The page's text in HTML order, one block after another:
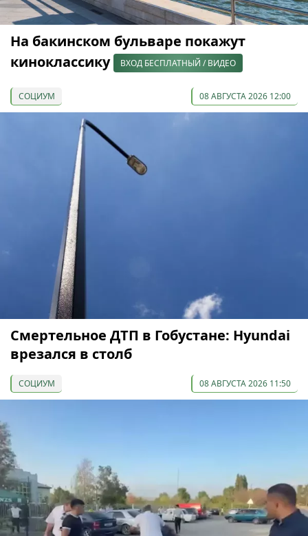
На бакинском бульваре покажут
киноклассику
ВХОД БЕСПЛАТНЫЙ / ВИДЕО
СОЦИУМ 08 АВГУСТА 2026 12:00
Смертельное ДТП в Гобустане: Hyundai
врезался в столб
СОЦИУМ 08 АВГУСТА 2026 11:50